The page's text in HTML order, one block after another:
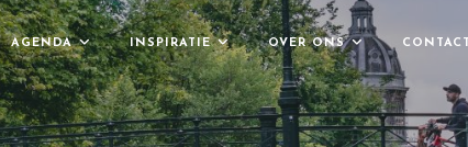
AGENDA INSPIRATIE OVER ONS CONTACT